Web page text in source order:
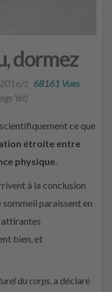
dormez
/
68161 Vues
Yet)
ce que
étroite entre
physique.
à la conclusion
sommeil paraissent en
attirantes
bien, et
du corps, a déclaré